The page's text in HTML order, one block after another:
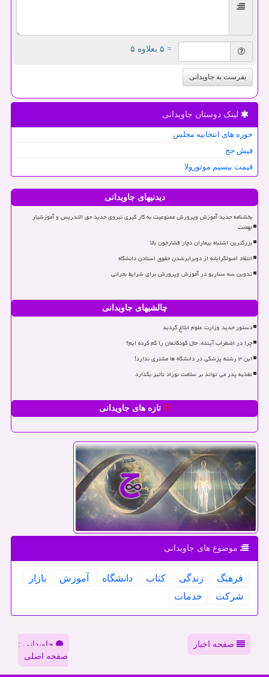
= ۵ بعلاوه ۵
بفرست به جاویدانی
لینک دوستان جاویدانی
حوزه های انتخابیه مجلس
فیش حج
قیمت بیسیم موتورولا
دیدنیهای جاویدانی
بخشنامه جدید آموزش وپرورش ممنوعیت به کار گیری نیروی جدید حق التدریس و آموزشیار
نهضت
بزرگترین اشتباه بیماران دچار فشارخون بالا
انتقاد اصولگرایانه از دوبرابرشدن حقوق استادن دانشگاه
تدوین سه سناریو در آموزش وپرورش برای شرایط بحرانی
چالشیهای جاویدانی
دستور جدید وزارت علوم ابلاغ گردید
چرا در اضطراب آینده، حال کودکانمان را گم کرده ایم؟
این ۳ رشته پزشکی در دانشگاه ها مشتری ندارد!
تغذیه پدر می تواند بر سلامت نوزاد تأثیر بگذارد
تازه های جاویدانی
موضوع های جاویدانی
فرهنگ زندگی كتاب دانشگاه آموزش
بازار
شركت
خدمات
صفحه اخبار
جاویدانی :
صفحه اصلی